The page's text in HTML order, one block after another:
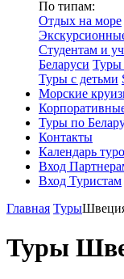
По типам:
Отдых на море
Студентам и
Беларуси Туры
Туры с детьми
Морские
Туры по
Контакты
Календарь
Вход
Вход Туристам
Главная Туры
Туры